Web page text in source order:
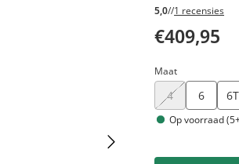
5,0//1 recensies
€409,95
Maat
4 6 6T
Op voorraad